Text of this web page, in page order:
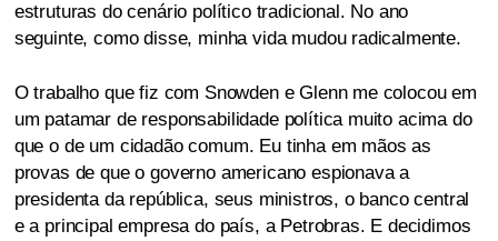
estruturas do cenário político tradicional. No ano
seguinte, como disse, minha vida mudou radicalmente.
O trabalho que fiz com Snowden e Glenn me colocou em
um patamar de responsabilidade política muito acima do
que o de um cidadão comum. Eu tinha em mãos as
provas de que o governo americano espionava a
presidenta da república, seus ministros, o banco central
e a principal empresa do país, a Petrobras. E decidimos